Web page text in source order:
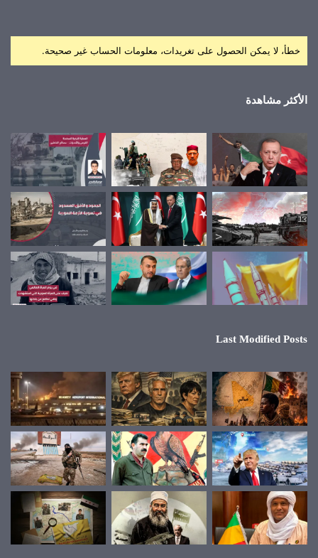
خطأ، لا يمكن الحصول على تغريدات، معلومات الحساب غير صحيحة.
الأكثر مشاهدة
Last Modified Posts